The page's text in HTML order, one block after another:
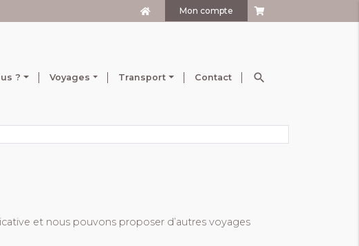
Mon compte
? Voyages Transport Contact search
et nous pouvons proposer d’autres voyages